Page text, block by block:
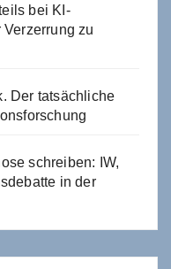
bei KI-
zu
Der tatsächliche
schreiben: IW,
in der